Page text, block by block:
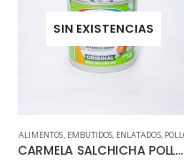
SIN EXISTENCIAS
ALIMENTOS, EMBUTIDOS, ENLATADOS,
CARMELA SALCHICHA POLLO 5OZ